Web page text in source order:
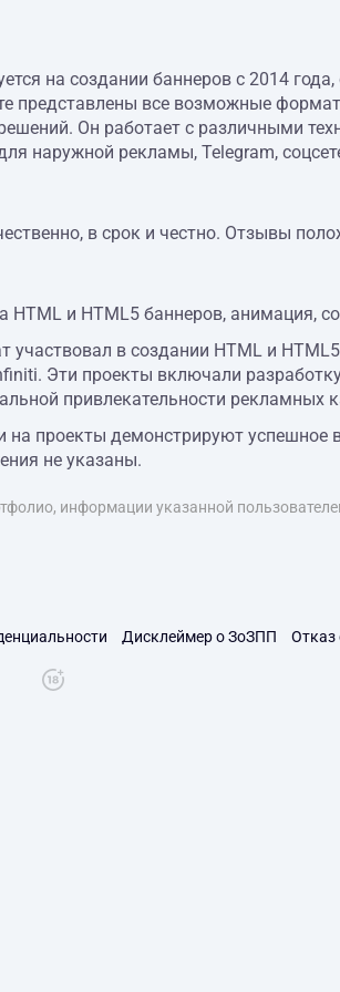
на создании баннеров с 2014
представлены все возможные
Он работает с различными
наружной рекламы, Telegram,
в срок и честно. Отзывы
HTML и HTML5 баннеров, анимация,
участвовал в создании HTML и
Эти проекты включали
привлекательности рекламных
на проекты демонстрируют успешное
не указаны.
информации указанной
Дисклеймер о ЗоЗПП Отказ